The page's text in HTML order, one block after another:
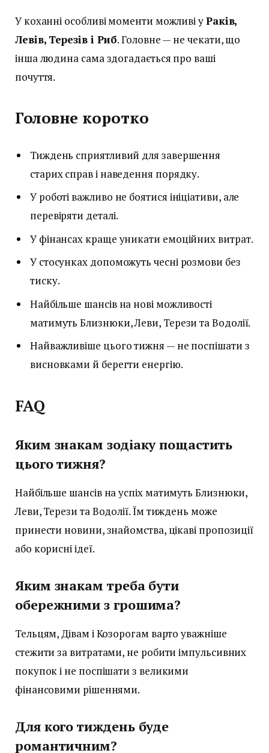
У коханні особливі моменти можливі уРаків,
Левів, Терезів і Риб. Головне — не чекати, що
інша людина сама здогадається про ваші
почуття.
Головне коротко
Тиждень сприятливий для завершення
старих справ і наведення порядку.
У роботі важливо не боятися ініціативи, але
перевіряти деталі.
У фінансах краще уникати емоційних витрат.
У стосунках допоможуть чесні розмови без
тиску.
Найбільше шансів на нові можливості
матимуть Близнюки, Леви, Терези та Водолії.
Найважливіше цього тижня — не поспішати з
висновками й берегти енергію.
FAQ
Яким знакам зодіаку пощастить
цього тижня?
Найбільше шансів на успіх матимуть Близнюки,
Леви, Терези та Водолії. Їм тиждень може
принести новини, знайомства, цікаві пропозиції
або корисні ідеї.
Яким знакам треба бути
обережними з грошима?
Тельцям, Дівам і Козорогам варто уважніше
стежити за витратами, не робити імпульсивних
покупок і не поспішати з великими
фінансовими рішеннями.
Для кого тиждень буде
романтичним?